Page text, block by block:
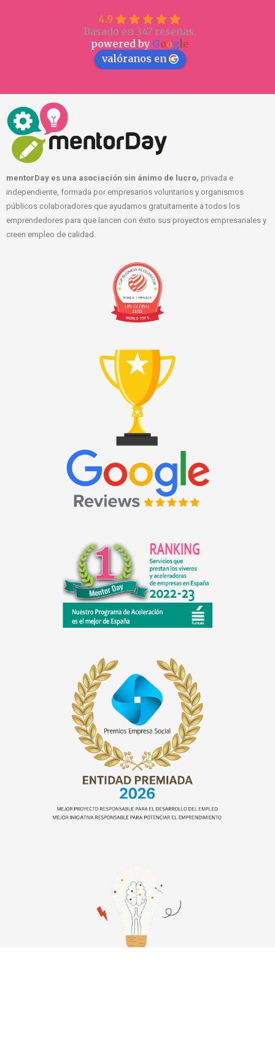
4.9
Basado en 347 reseñas.
powered by Google
valóranos en
mentorDay es una asociación sin ánimo de lucro, privada e
independiente, formada por empresarios voluntarios y organismos
públicos colaboradores que ayudamos gratuitamente a todos los
emprendedores para que lancen con éxito sus proyectos empresariales y
creen empleo de calidad.